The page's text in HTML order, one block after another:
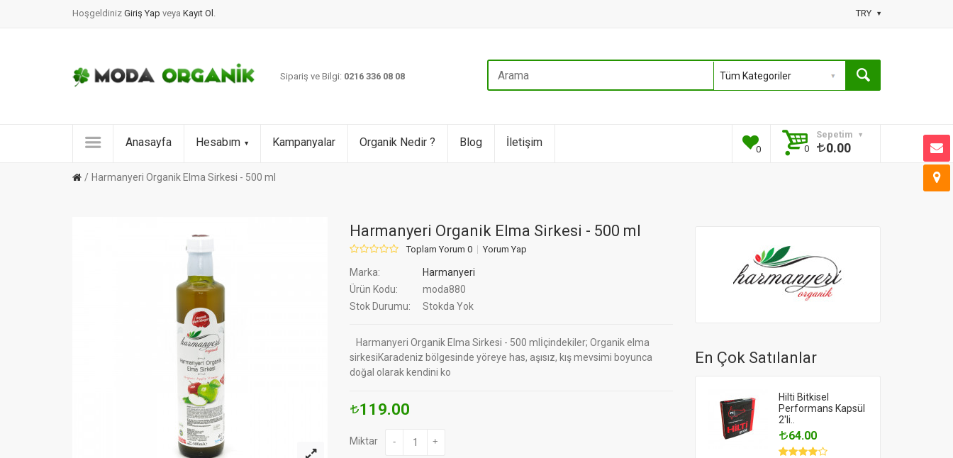
Hoşgeldiniz Giriş Yap veya Kayıt Ol . TRY
Sipariş ve Bilgi: 0216 336 08 08
Anasayfa Hesabım Kampanyalar Organik Nedir ? Blog İletişim
0
Sepetim
0
0.00
Harmanyeri Organik Elma Sirkesi - 500 ml
Harmanyeri Organik Elma Sirkesi - 500 ml
Toplam Yorum 0 Yorum Yap
Marka:
Harmanyeri
Ürün Kodu:
moda880
Stok Durumu:
Stokda Yok
Harmanyeri Organik Elma Sirkesi - 500 mlİçindekiler; Organik elma
sirkesiKaradeniz bölgesinde yöreye has, aşısız, kış mevsimi boyunca
doğal olarak kendini ko
119.00
Miktar - +
En Çok Satılanlar
Hilti Bitkisel
Performans Kapsül
2'li..
64.00